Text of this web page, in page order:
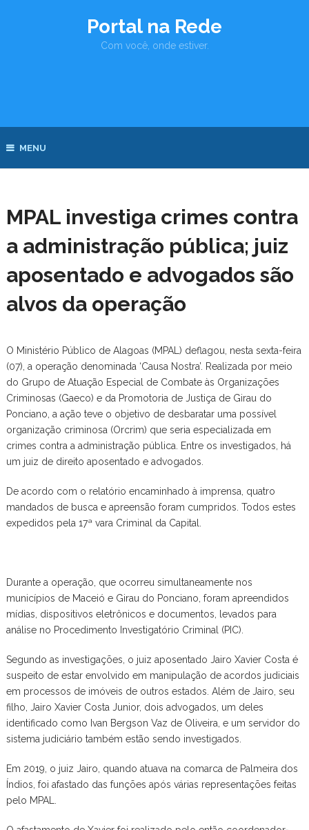
Portal na Rede
Com você, onde estiver.
MENU
MPAL investiga crimes contra
a administração pública; juiz
aposentado e advogados são
alvos da operação
O Ministério Público de Alagoas (MPAL) deflagou, nesta sexta-feira
(07), a operação denominada ‘Causa Nostra’. Realizada por meio
do Grupo de Atuação Especial de Combate às Organizações
Criminosas (Gaeco) e da Promotoria de Justiça de Girau do
Ponciano, a ação teve o objetivo de desbaratar uma possível
organização criminosa (Orcrim) que seria especializada em
crimes contra a administração pública. Entre os investigados, há
um juiz de direito aposentado e advogados.
De acordo com o relatório encaminhado à imprensa, quatro
mandados de busca e apreensão foram cumpridos. Todos estes
expedidos pela 17ª vara Criminal da Capital.
Durante a operação, que ocorreu simultaneamente nos
municípios de Maceió e Girau do Ponciano, foram apreendidos
mídias, dispositivos eletrônicos e documentos, levados para
análise no Procedimento Investigatório Criminal (PIC).
Segundo as investigações, o juiz aposentado Jairo Xavier Costa é
suspeito de estar envolvido em manipulação de acordos judiciais
em processos de imóveis de outros estados. Além de Jairo, seu
filho, Jairo Xavier Costa Junior, dois advogados, um deles
identificado como Ivan Bergson Vaz de Oliveira, e um servidor do
sistema judiciário também estão sendo investigados.
Em 2019, o juiz Jairo, quando atuava na comarca de Palmeira dos
Índios, foi afastado das funções após várias representações feitas
pelo MPAL.